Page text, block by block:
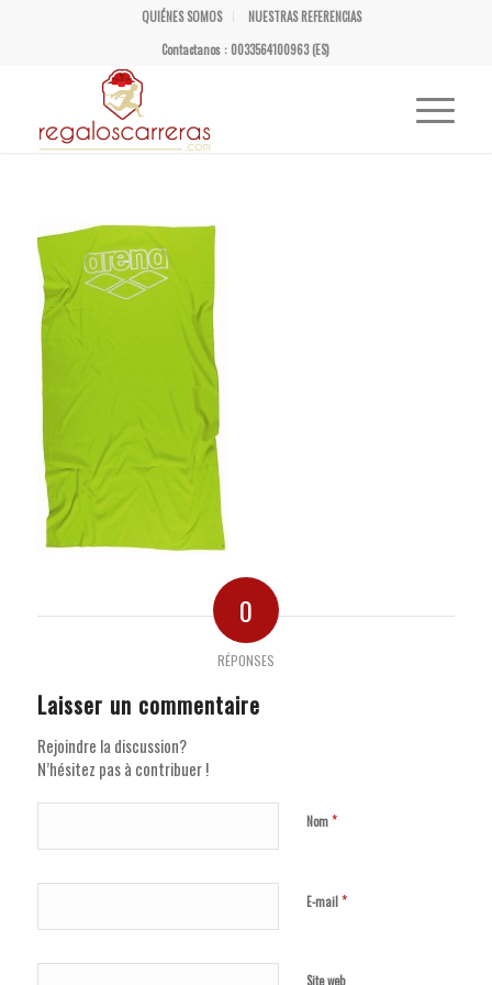
QUIÉNES SOMOS
NUESTRAS REFERENCIAS
Contactanos : 0033564100963 (ES)
0
RÉPONSES
Laisser un commentaire
Rejoindre la discussion?
N’hésitez pas à contribuer !
Nom*
E-mail*
Site web